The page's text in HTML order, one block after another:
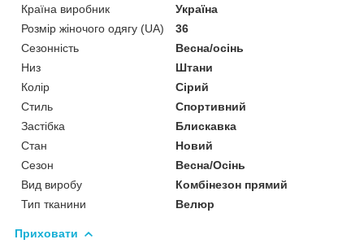
Країна виробник
Україна
Розмір жіночого одягу (UA)
36
Сезонність
Весна/осінь
Низ
Штани
Колір
Сірий
Стиль
Спортивний
Застібка
Блискавка
Стан
Новий
Сезон
Весна/Осінь
Вид виробу
Комбінезон прямий
Тип тканини
Велюр
Приховати